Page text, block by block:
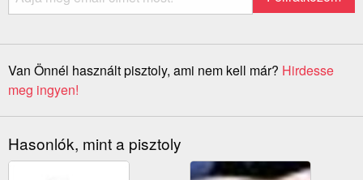
Van Önnél használt pisztoly, ami nem kell már? Hirdesse
meg ingyen!
Hasonlók, mint a pisztoly